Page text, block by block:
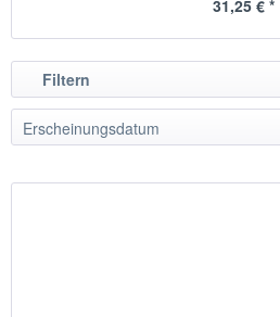
31,25 € *
Filtern